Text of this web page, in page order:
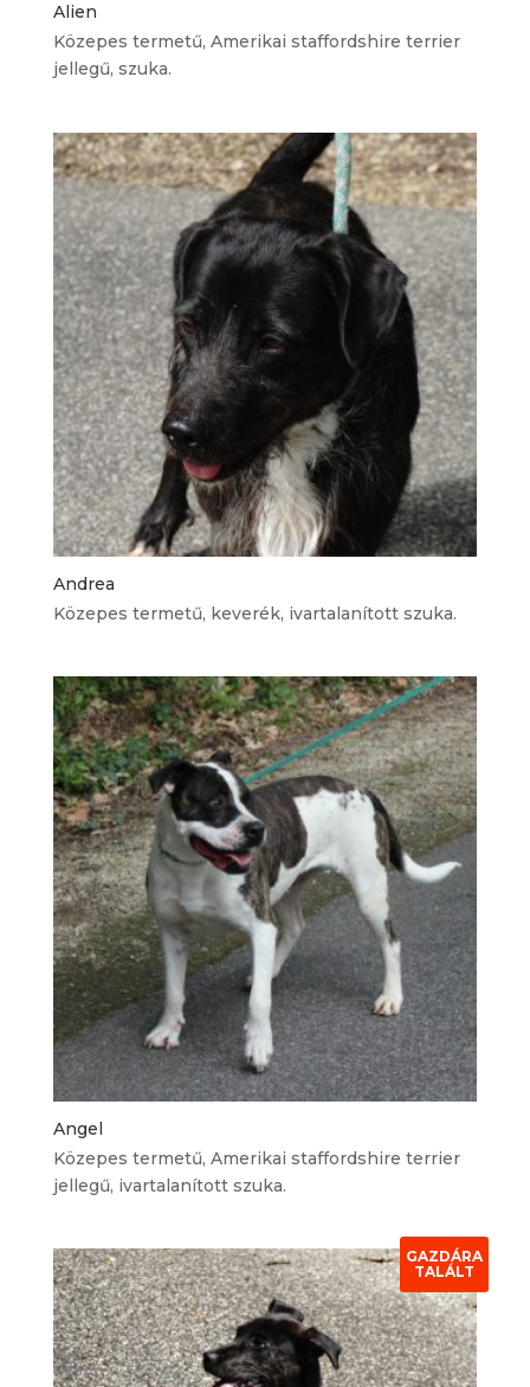
Alien
Közepes termetű, Amerikai staffordshire terrier
jellegű, szuka.
Andrea
Közepes termetű, keverék, ivartalanított szuka.
Angel
Közepes termetű, Amerikai staffordshire terrier
jellegű, ivartalanított szuka.
GAZDÁRA
TALÁLT